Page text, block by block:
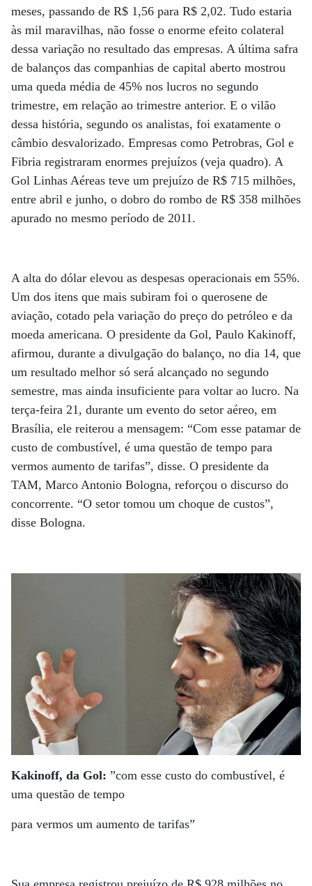
meses, passando de R$ 1,56 para R$ 2,02. Tudo estaria
às mil maravilhas, não fosse o enorme efeito colateral
dessa variação no resultado das empresas. A última safra
de balanços das companhias de capital aberto mostrou
uma queda média de 45% nos lucros no segundo
trimestre, em relação ao trimestre anterior. E o vilão
dessa história, segundo os analistas, foi exatamente o
câmbio desvalorizado. Empresas como Petrobras, Gol e
Fibria registraram enormes prejuízos (veja quadro). A
Gol Linhas Aéreas teve um prejuízo de R$ 715 milhões,
entre abril e junho, o dobro do rombo de R$ 358 milhões
apurado no mesmo período de 2011.
A alta do dólar elevou as despesas operacionais em 55%.
Um dos itens que mais subiram foi o querosene de
aviação, cotado pela variação do preço do petróleo e da
moeda americana. O presidente da Gol, Paulo Kakinoff,
afirmou, durante a divulgação do balanço, no dia 14, que
um resultado melhor só será alcançado no segundo
semestre, mas ainda insuficiente para voltar ao lucro. Na
terça-feira 21, durante um evento do setor aéreo, em
Brasília, ele reiterou a mensagem: “Com esse patamar de
custo de combustível, é uma questão de tempo para
vermos aumento de tarifas”, disse. O presidente da
TAM, Marco Antonio Bologna, reforçou o discurso do
concorrente. “O setor tomou um choque de custos”,
disse Bologna.
Kakinoff, da Gol: ”com esse custo do combustível, é
uma questão de tempo
para vermos um aumento de tarifas”